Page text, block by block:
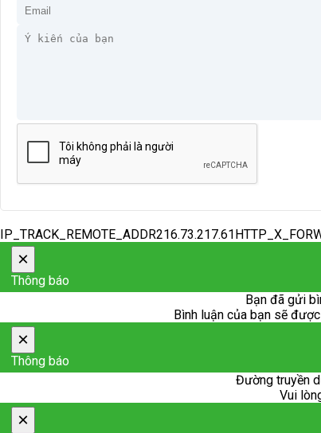
×
Thông báo
Bạn đã gửi
Bình luận của bạn sẽ
×
Thông báo
Đường truyền
Vui
×